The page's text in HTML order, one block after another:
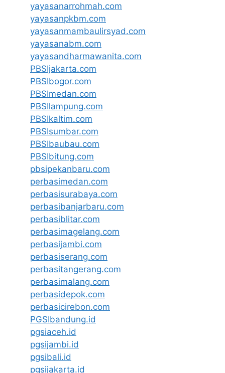
yayasanarrohmah.com
yayasanpkbm.com
yayasanmambaulirsyad.com
yayasanabm.com
yayasandharmawanita.com
PBSIjakarta.com
PBSIbogor.com
PBSImedan.com
PBSIlampung.com
PBSIkaltim.com
PBSIsumbar.com
PBSIbaubau.com
PBSIbitung.com
pbsipekanbaru.com
perbasimedan.com
perbasisurabaya.com
perbasibanjarbaru.com
perbasiblitar.com
perbasimagelang.com
perbasijambi.com
perbasiserang.com
perbasitangerang.com
perbasimalang.com
perbasidepok.com
perbasicirebon.com
PGSIbandung.id
pgsiaceh.id
pgsijambi.id
pgsibali.id
pgsijakarta.id